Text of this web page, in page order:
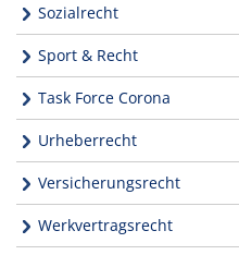
Sozialrecht
Sport & Recht
Task Force Corona
Urheberrecht
Versicherungsrecht
Werkvertragsrecht